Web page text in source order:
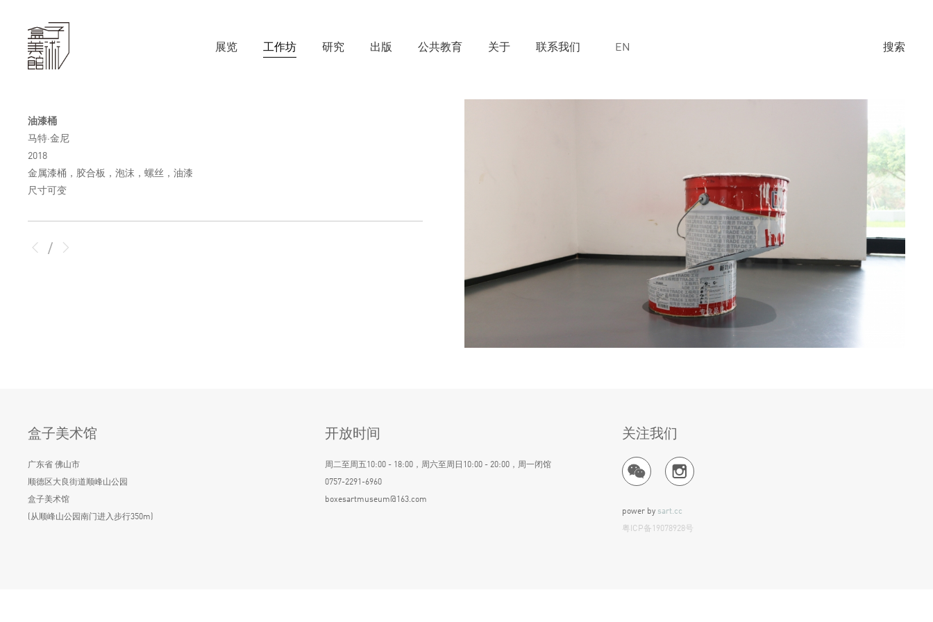
搜索
展览 工作坊 研究 出版 公共教育 关于 联系我们 EN
油漆桶
马特·金尼
2018
金属漆桶，胶合板，泡沫，螺丝，油漆
尺寸可变
/
盒子美术馆
广东省 佛山市
顺德区大良街道顺峰山公园
盒子美术馆
(从顺峰山公园南门进入步行350m)
开放时间
周二至周五10:00 - 18:00，周六至周日10:00 - 20:00，周一闭馆
0757-2291-6960
boxesartmuseum@163.com
关注我们
power by sart.cc
粤ICP备19078928号